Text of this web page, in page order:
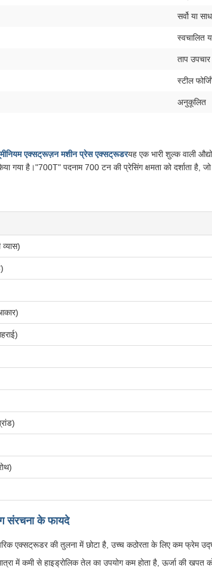
सर्वो या
स्वचालित
ताप उपचार
स्टील
अनुकूलित
एक्सट्रूज़न मशीन प्रेस एक्सट्रूडरयह एक भारी शुल्क वाली
गया है।"700T" पदनाम 700 टन की प्रेसिंग क्षमता को दर्शाता है,
संरचना के फायदे
एक्सट्रूडर की तुलना में छोटा है, उच्च कठोरता के लिए कम फ्रेम
में कमी से हाइड्रोलिक तेल का उपयोग कम होता है, ऊर्जा की खपत